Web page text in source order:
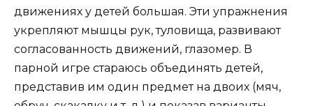
движениях у детей большая. Эти упражнения
укрепляют мышцы рук, туловища, развивают
согласованность движений, глазомер. В
парной игре стараюсь объединять детей,
представив им один предмет на двоих (мяч,